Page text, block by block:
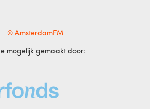
© AmsterdamFM
mogelijk gemaakt door: